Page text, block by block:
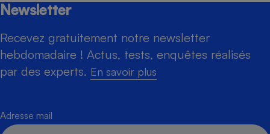
Newsletter
Recevez gratuitement notre newsletter
hebdomadaire ! Actus, tests, enquêtes réalisés
par des experts. En savoir plus
Adresse mail